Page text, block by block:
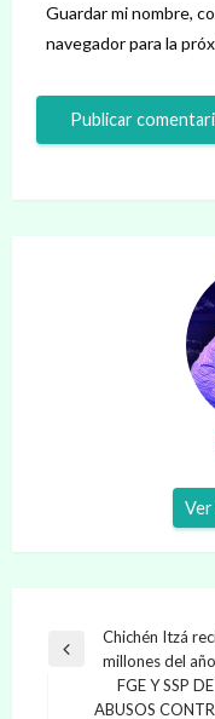
Guardar mi nombre,
navegador para la
Navegación
entradas
Entrada
Chichén Itzá
millones del
FGE Y SSP
ABUSOS